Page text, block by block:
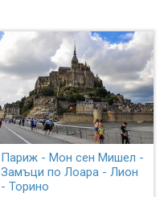
Париж - Мон сен Мишел -
Замъци по Лоара - Лион
- Торино